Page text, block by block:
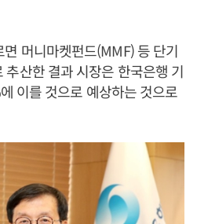
머니마켓펀드(MMF) 등 단기
산한 결과 시장은 한국은행 기
이를 것으로 예상하는 것으로